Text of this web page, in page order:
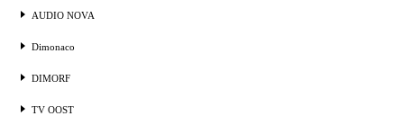
AUDIO NOVA
Dimonaco
DIMORF
TV OOST